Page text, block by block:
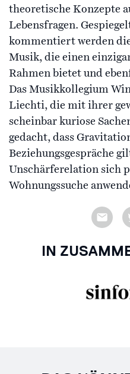
theoretische Konzepte
Lebensfragen.
kommentiert werden
Musik, die einen
Rahmen bietet und
Das Musikkollegium
Liechti, die mit ihrer
scheinbar kuriose
gedacht, dass
Beziehungsgespräche
Unschärferelation sich
Wohnungssuche
IN